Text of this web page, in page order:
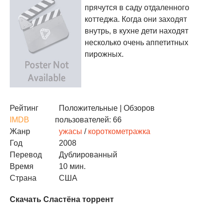
прячутся в саду отдаленного
коттеджа. Когда они заходят
внутрь, в кухне дети находят
несколько очень аппетитных
пирожных.
Рейтинг
IMDB
Положительные | Обзоров
пользователей: 66
Жанр
ужасы / короткометражка
Год
2008
Перевод
Дублированный
Время
10 мин.
Страна
США
Скачать Сластёна торрент